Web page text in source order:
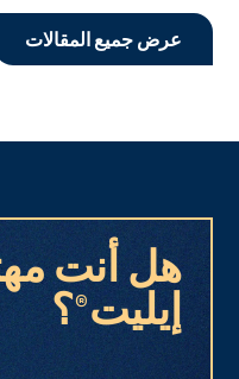
عرض جميع المقالات
هل أنت
إيليت®؟